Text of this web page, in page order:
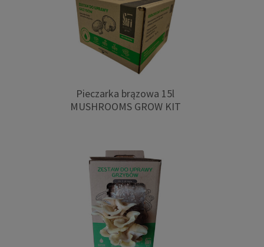
Pieczarka brązowa 15l
MUSHROOMS GROW KIT